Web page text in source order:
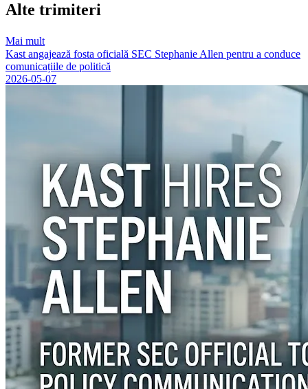
Alte trimiteri
Mai mult
Kast angajează fosta oficială SEC Stephanie Allen pentru a conduce
comunicațiile de politică
2026-05-07